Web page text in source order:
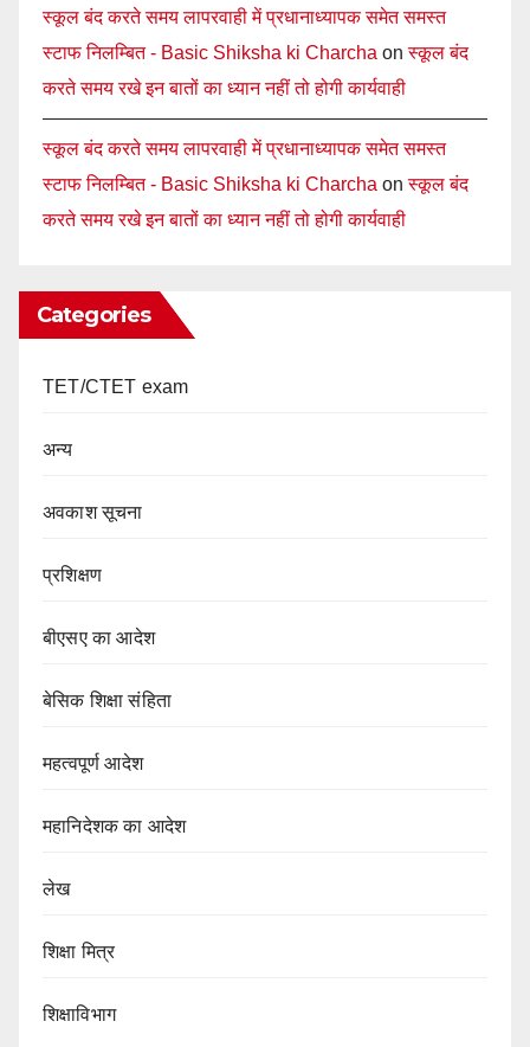
स्कूल बंद करते समय लापरवाही में प्रधानाध्यापक समेत समस्त
स्टाफ निलम्बित - Basic Shiksha ki Charcha onस्कूल बंद
करते समय रखे इन बातों का ध्यान नहीं तो होगी कार्यवाही
स्कूल बंद करते समय लापरवाही में प्रधानाध्यापक समेत समस्त
स्टाफ निलम्बित - Basic Shiksha ki Charcha onस्कूल बंद
करते समय रखे इन बातों का ध्यान नहीं तो होगी कार्यवाही
Categories
TET/CTET exam
अन्य
अवकाश सूचना
प्रशिक्षण
बीएसए का आदेश
बेसिक शिक्षा संहिता
महत्वपूर्ण आदेश
महानिदेशक का आदेश
लेख
शिक्षा मित्र
शिक्षाविभाग